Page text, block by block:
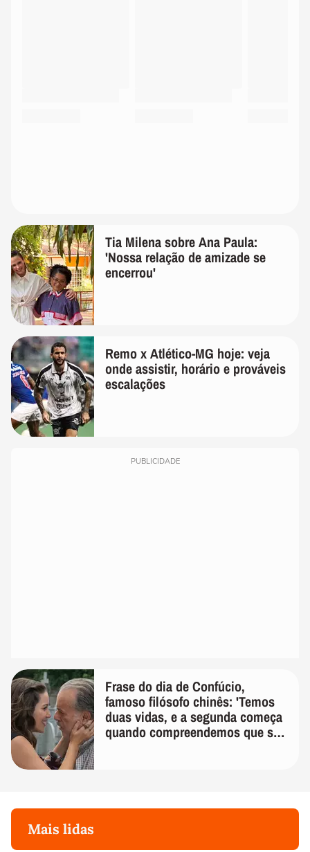
Tia Milena sobre Ana Paula:
'Nossa relação de amizade se
encerrou'
Remo x Atlético-MG hoje: veja
onde assistir, horário e prováveis
escalações
PUBLICIDADE
Frase do dia de Confúcio,
famoso filósofo chinês: 'Temos
duas vidas, e a segunda começa
quando compreendemos que só
Mais lidas